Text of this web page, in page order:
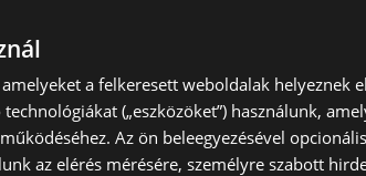
TÁVOLSÁG: 383,38 km
a felkeresett weboldalak helyeznek
(„eszközöket”) használunk,
Az ön beleegyezésével
az elérés mérésére, személyre szabott